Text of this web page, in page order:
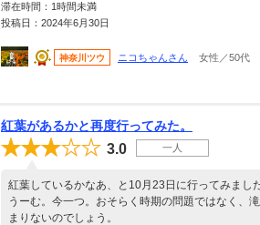
滞在時間：1時間未満
投稿日：2024年6月30日
神奈川ツウ ニコちゃんさん 女性／50代
紅葉があるかと再度行ってみた。
3.0 一人
紅葉しているかなあ、と10月23日に行ってみました
うーむ。今一つ。おそらく時期の問題ではなく、
まりないのでしょう。